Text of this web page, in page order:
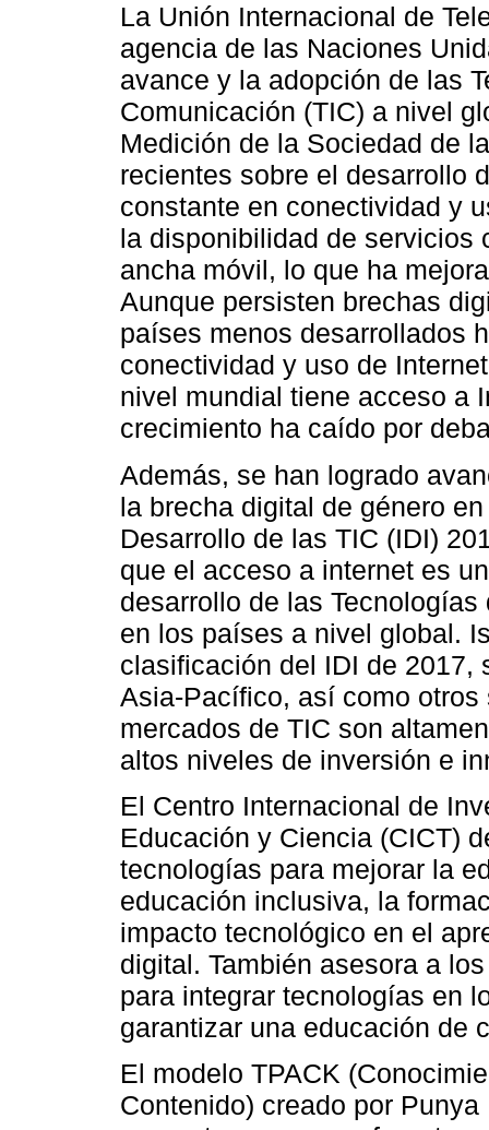
La Unión Internacional de
agencia de las Naciones
avance y la adopción de las
Comunicación (TIC) a nivel
Medición de la Sociedad de
recientes sobre el desarrollo
constante en conectividad y
la disponibilidad de servicios
ancha móvil, lo que ha
Aunque persisten brechas
países menos desarrollados
conectividad y uso de
nivel mundial tiene acceso a
crecimiento ha caído por
Además, se han logrado
la brecha digital de género
Desarrollo de las TIC (IDI)
que el acceso a internet es
desarrollo de las
en los países a nivel global.
clasificación del IDI de 2017,
Asia-Pacífico, así como
mercados de TIC son
altos niveles de inversión e
El Centro Internacional de
Educación y Ciencia (CICT)
tecnologías para mejorar la
educación inclusiva, la
impacto tecnológico en el
digital. También asesora a
para integrar tecnologías en
garantizar una educación de
El modelo TPACK
Contenido) creado por